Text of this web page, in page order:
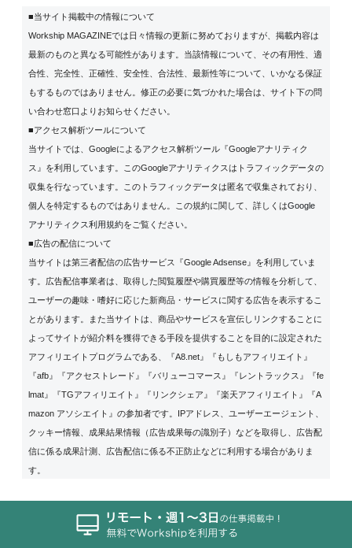
■当サイト掲載中の情報について
Workship MAGAZINEでは日々情報の更新に努めておりますが、掲載内容は
最新のものと異なる可能性があります。当該情報について、その有用性、適
合性、完全性、正確性、安全性、合法性、最新性等について、いかなる保証
もするものではありません。修正の必要に気づかれた場合は、サイト下の問
い合わせ窓口よりお知らせください。
■アクセス解析ツールについて
当サイトでは、Googleによるアクセス解析ツール『Googleアナリティク
ス』を利用しています。このGoogleアナリティクスはトラフィックデータの
収集を行なっています。このトラフィックデータは匿名で収集されており、
個人を特定するものではありません。この規約に関して、詳しくはGoogle
アナリティクス利用規約をご覧ください。
■広告の配信について
当サイトは第三者配信の広告サービス『Google Adsense』を利用していま
す。広告配信事業者は、取得した閲覧履歴や購買履歴等の情報を分析して、
ユーザーの趣味・嗜好に応じた新商品・サービスに関する広告を表示するこ
とがあります。また当サイトは、商品やサービスを宣伝しリンクすることに
よってサイトが紹介料を獲得できる手段を提供することを目的に設定された
アフィリエイトプログラムである、『A8.net』『もしもアフィリエイト』
『afb』『アクセストレード』『バリューコマース』『レントラックス』『fe
lmat』『TGアフィリエイト』『リンクシェア』『楽天アフィリエイト』『A
mazon アソシエイト』の参加者です。IPアドレス、ユーザーエージェント、
クッキー情報、成果結果情報（広告成果毎の識別子）などを取得し、広告配
信に係る成果計測、広告配信に係る不正防止などに利用する場合がありま
す。